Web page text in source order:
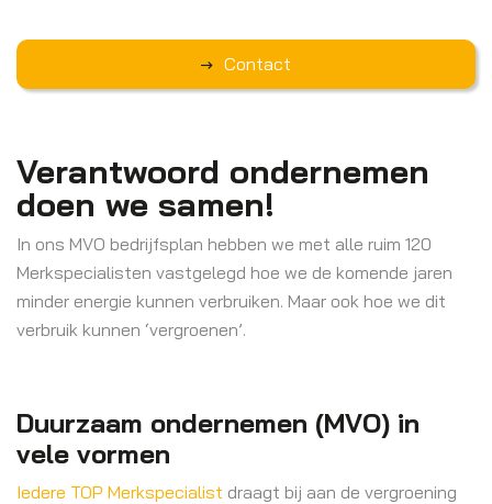
Contact
Verantwoord ondernemen
doen we samen!
In ons MVO bedrijfsplan hebben we met alle ruim 120
Merkspecialisten vastgelegd hoe we de komende jaren
minder energie kunnen verbruiken. Maar ook hoe we dit
verbruik kunnen ‘vergroenen’.
Duurzaam ondernemen (MVO) in
vele vormen
Iedere TOP Merkspecialist draagt bij aan de vergroening